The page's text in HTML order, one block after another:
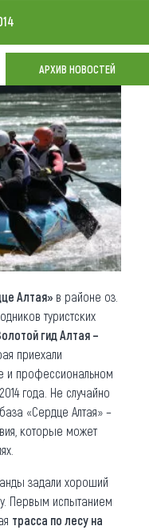
АРХИВ НОВОСТЕЙ
Алтая» в районе оз.
туристских
гид Алтая –
приехали
и профессиональном
года. Не случайно
«Сердце Алтая» –
которые может
задали хороший
Первым испытанием
трасса по лесу на